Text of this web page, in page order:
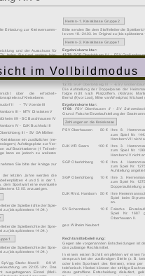
im Vollbildmodus